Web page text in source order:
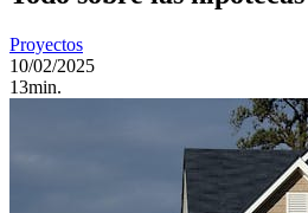
Proyectos
10/02/2025
13min.